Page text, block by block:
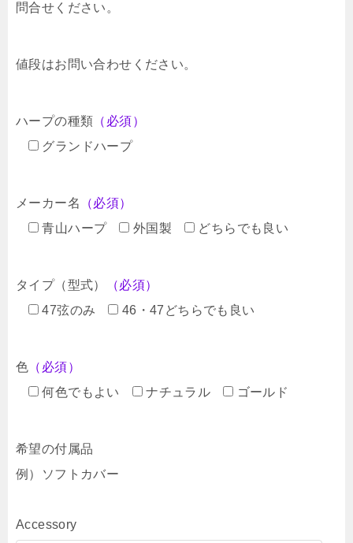
問合せください。
値段はお問い合わせください。
ハープの種類 （必須）
グランドハープ
メーカー名
（必須）
青山ハープ
外国製 どちらでも良い
タイプ（型式）
（必須）
47弦のみ
46・47どちらでも良い
色 （必須）
何色でもよい
ナチュラル ゴールド
希望の付属品
例）ソフトカバー
Accessory